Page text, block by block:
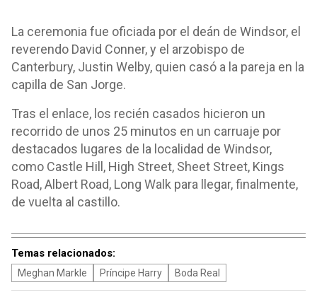
La ceremonia fue oficiada por el deán de Windsor, el
reverendo David Conner, y el arzobispo de
Canterbury, Justin Welby, quien casó a la pareja en la
capilla de San Jorge.
Tras el enlace, los recién casados hicieron un
recorrido de unos 25 minutos en un carruaje por
destacados lugares de la localidad de Windsor,
como Castle Hill, High Street, Sheet Street, Kings
Road, Albert Road, Long Walk para llegar, finalmente,
de vuelta al castillo.
Temas relacionados:
Meghan Markle Príncipe Harry Boda Real